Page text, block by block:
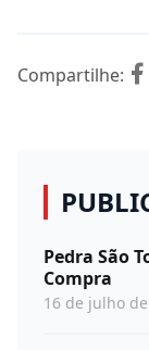
Compartilhe:
Pedra São
Compra
16 de julho